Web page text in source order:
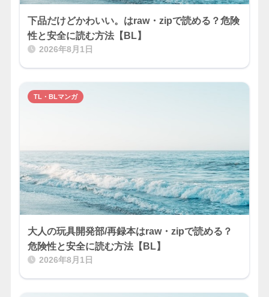
下品だけどかわいい。はraw・zipで読める？危険
性と安全に読む方法【BL】
2026年8月1日
大人の玩具開発部/再録本はraw・zipで読める？
危険性と安全に読む方法【BL】
2026年8月1日
TL・BLマンガ